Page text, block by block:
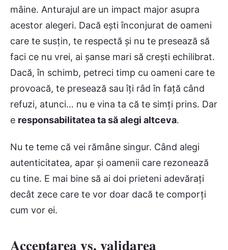
mâine. Anturajul are un impact major asupra
acestor alegeri. Dacă ești înconjurat de oameni
care te susțin, te respectă și nu te presează să
faci ce nu vrei, ai șanse mari să crești echilibrat.
Dacă, în schimb, petreci timp cu oameni care te
provoacă, te presează sau îți râd în față când
refuzi, atunci… nu e vina ta că te simți prins. Dar
e responsabilitatea ta să alegi altceva.
Nu te teme că vei rămâne singur. Când alegi
autenticitatea, apar și oamenii care rezonează
cu tine. E mai bine să ai doi prieteni adevărați
decât zece care te vor doar dacă te comporți
cum vor ei.
Acceptarea vs. validarea